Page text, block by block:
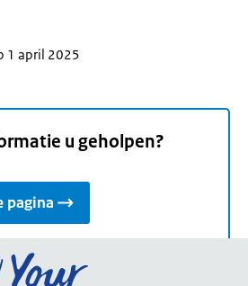
1 april 2025
u geholpen?
pagina
Ga